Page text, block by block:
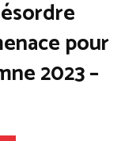
pour
2023 –